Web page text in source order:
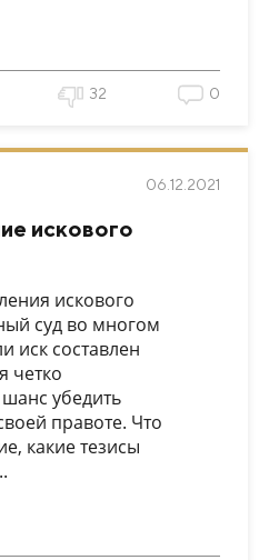
32 0
06.12.2021
искового
искового
суд во многом
иск составлен
четко
убедить
правоте. Что
какие тезисы